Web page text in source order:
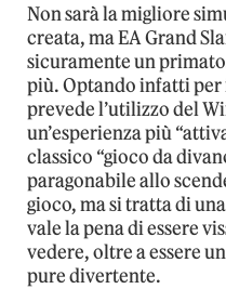
Non sarà la migliore
creata, ma EA Grand
sicuramente un
più. Optando infatti
prevede l’utilizzo del
un’esperienza più
classico “gioco da
paragonabile allo
gioco, ma si tratta di
vale la pena di essere
vedere, oltre a essere
pure divertente.